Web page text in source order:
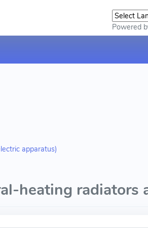
Powered
apparatus)
heating radiators